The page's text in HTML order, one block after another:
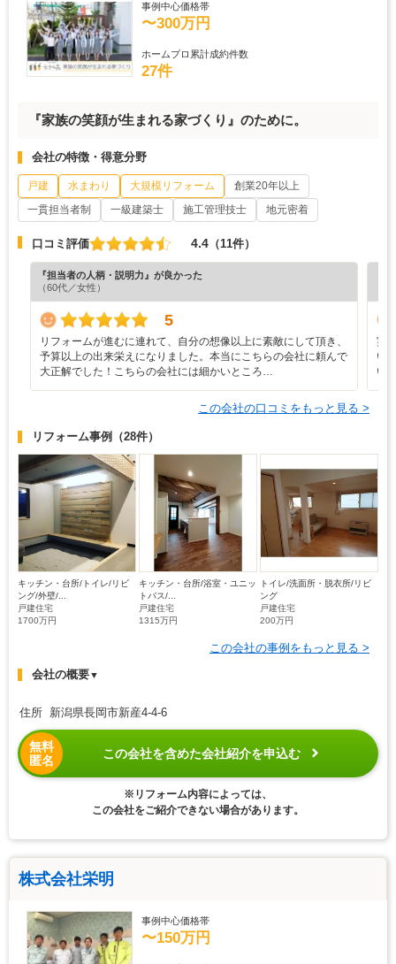
事例中心価格帯
〜300万円
ホームプロ累計成約件数
27件
『家族の笑顔が生まれる家づくり』のために。
会社の特徴・得意分野
戸建 水まわり 大規模リフォーム
創業20年以上
一貫担当者制
一級建築士 施工管理技士 地元密着
口コミ評価 4.4 （11件）
『担当者の人柄・説明力』が良かった
（60代／女性）
5
リフォームが進むに連れて、自分の想像以上に素敵にして頂き、
予算以上の出来栄えになりました。本当にこちらの会社に頼んで
大正解でした！こちらの会社には細かいところ…
実
い
い
この会社の口コミをもっと見る >
リフォーム事例 （28件）
キッチン・台所/トイレ/リビ
ング/外壁/...
戸建住宅
1700万円
キッチン・台所/浴室・ユニッ
トバス/...
戸建住宅
1315万円
トイレ/洗面所・脱衣所/リビ
ング
戸建住宅
200万円
この会社の事例をもっと見る >
会社の概要▼
住所 新潟県長岡市新産4-4-6
無料
匿名
この会社を含めた会社紹介を申込む
※リフォーム内容によっては、
この会社をご紹介できない場合があります。
株式会社栄明
事例中心価格帯
〜150万円